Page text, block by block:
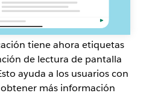
tiene ahora etiquetas
de lectura de pantalla
ayuda a los usuarios con
más información